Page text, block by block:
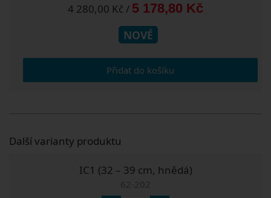
4 280,00 Kč / 5 178,80 Kč
Přidat do košíku
NOVÉ
Další varianty produktu
IC1 (32 – 39 cm, hnědá)
62-202